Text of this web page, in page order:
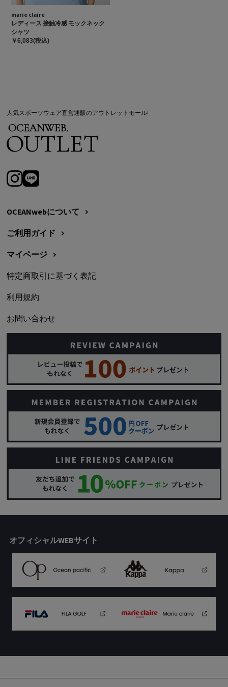
marie claire
レディース 接触冷感 モックネック
シャツ
￥6,083(税込)
人気スポーツウェア直営通販のアウトレットモール!
OCEANwebについて
ご利用ガイド
マイページ
特定商取引に基づく表記
利用規約
お問い合わせ
オフィシャルWEBサイト